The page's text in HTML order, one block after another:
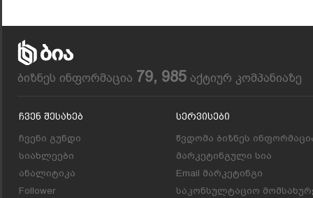
ბიზნეს ინფორმაცია 79, 985 აქტიურ კომპანიაზე
Ჩვენ Შესახებ
ჩვენი გუნდი
სიახლეები
ანალიტიკა
Follower
Სერვისები
წვდომა ბიზნეს
მარკეტინგული სია
Email მარკეტინგი
საკონსულტაციო